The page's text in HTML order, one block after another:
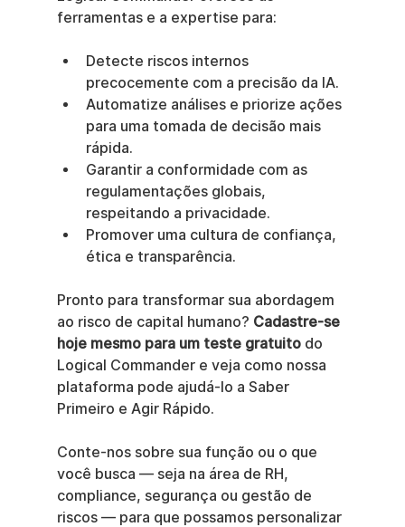
ferramentas e a expertise para:
Detecte riscos internos
precocemente com a precisão da IA.
Automatize análises e priorize ações
para uma tomada de decisão mais
rápida.
Garantir a conformidade com as
regulamentações globais,
respeitando a privacidade.
Promover uma cultura de confiança,
ética e transparência.
Pronto para transformar sua abordagem
ao risco de capital humano? Cadastre-se
hoje mesmo para um teste gratuito do
Logical Commander e veja como nossa
plataforma pode ajudá-lo a Saber
Primeiro e Agir Rápido.
Conte-nos sobre sua função ou o que
você busca — seja na área de RH,
compliance, segurança ou gestão de
riscos — para que possamos personalizar